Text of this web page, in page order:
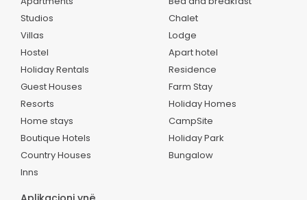
Studios
Villas
Hostel
Holiday Rentals
Guest Houses
Resorts
Home stays
Boutique Hotels
Country Houses
Inns
Chalet
Lodge
Apart hotel
Residence
Farm Stay
Holiday Homes
CampSite
Holiday Park
Bungalow